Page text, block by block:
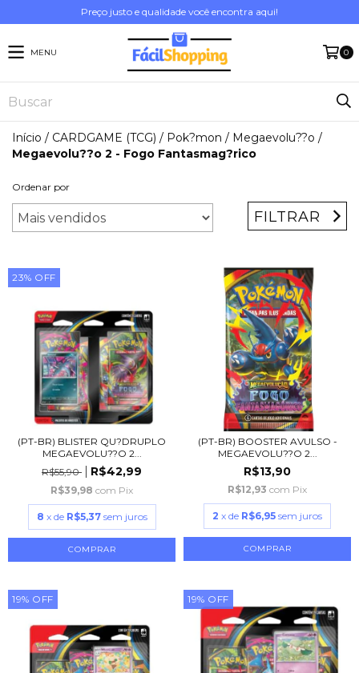
Preço justo e qualidade você encontra aqui!
MENU 0
Início / CARDGAME (TCG) / Pok?mon / Megaevolu??o /
Megaevolu??o 2 - Fogo Fantasmag?rico
Ordenar por
FILTRAR
23% OFF
(PT-BR) BLISTER QU?DRUPLO
MEGAEVOLU??O 2...
R$55,90
R$42,99
R$39,98 com Pix
8 x de R$5,37 sem juros
(PT-BR) BOOSTER AVULSO -
MEGAEVOLU??O 2...
R$13,90
R$12,93 com Pix
2 x de R$6,95 sem juros
19% OFF 19% OFF